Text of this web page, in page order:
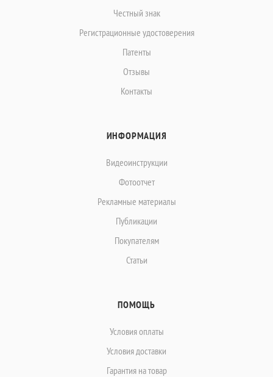
Честный знак
Регистрационные удостоверения
Патенты
Отзывы
Контакты
ИНФОРМАЦИЯ
Видеоинструкции
Фотоотчет
Рекламные материалы
Публикации
Покупателям
Статьи
ПОМОЩЬ
Условия оплаты
Условия доставки
Гарантия на товар